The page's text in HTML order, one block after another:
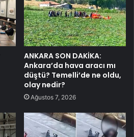
ANKARA SON DAKİKA:
Ankara’da hava aracı mı
düştü? Temelli’de ne oldu,
olay nedir?
Ağustos 7, 2026